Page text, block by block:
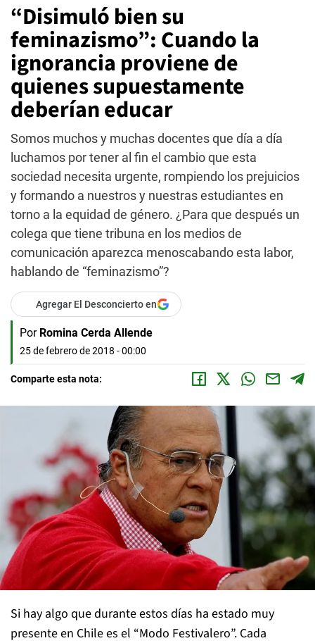
“Disimuló bien su
feminazismo”: Cuando la
ignorancia proviene de
quienes supuestamente
deberían educar
Somos muchos y muchas docentes que día a día
luchamos por tener al fin el cambio que esta
sociedad necesita urgente, rompiendo los prejuicios
y formando a nuestros y nuestras estudiantes en
torno a la equidad de género. ¿Para que después un
colega que tiene tribuna en los medios de
comunicación aparezca menoscabando esta labor,
hablando de “feminazismo”?
Agregar El Desconcierto en
Por Romina Cerda Allende
25 de febrero de 2018 - 00:00
Comparte esta nota:
Si hay algo que durante estos días ha estado muy
presente en Chile es el “Modo Festivalero”. Cada